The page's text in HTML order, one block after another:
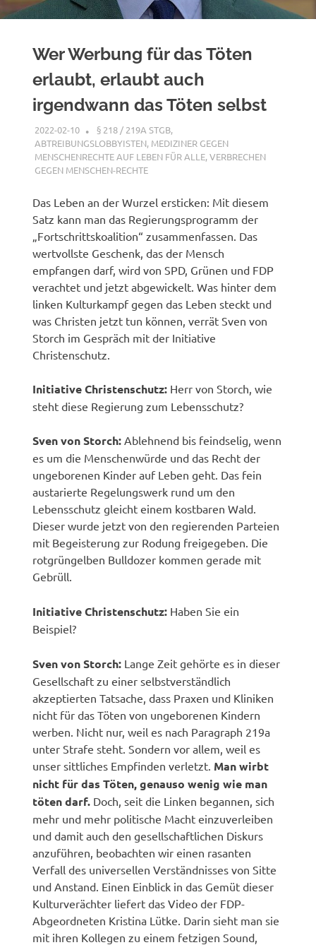
Wer Werbung für das Töten
erlaubt, erlaubt auch
irgendwann das Töten selbst
2022-02-10 XX
§ 218 / 219A STGB,
ABTREIBUNGSLOBBYISTEN, MEDIZINER GEGEN
MENSCHENRECHTE AUF LEBEN FÜR ALLE,VERBRECHEN
GEGEN MENSCHEN-RECHTE
Das Leben an der Wurzel ersticken: Mit diesem
Satz kann man das Regierungsprogramm der
„Fortschrittskoalition“ zusammenfassen. Das
wertvollste Geschenk, das der Mensch
empfangen darf, wird von SPD, Grünen und FDP
verachtet und jetzt abgewickelt. Was hinter dem
linken Kulturkampf gegen das Leben steckt und
was Christen jetzt tun können, verrät Sven von
Storch im Gespräch mit der Initiative
Christenschutz.
Initiative Christenschutz: Herr von Storch, wie
steht diese Regierung zum Lebensschutz?
Sven von Storch: Ablehnend bis feindselig, wenn
es um die Menschenwürde und das Recht der
ungeborenen Kinder auf Leben geht. Das fein
austarierte Regelungswerk rund um den
Lebensschutz gleicht einem kostbaren Wald.
Dieser wurde jetzt von den regierenden Parteien
mit Begeisterung zur Rodung freigegeben. Die
rotgrüngelben Bulldozer kommen gerade mit
Gebrüll.
Initiative Christenschutz: Haben Sie ein
Beispiel?
Sven von Storch: Lange Zeit gehörte es in dieser
Gesellschaft zu einer selbstverständlich
akzeptierten Tatsache, dass Praxen und Kliniken
nicht für das Töten von ungeborenen Kindern
werben. Nicht nur, weil es nach Paragraph 219a
unter Strafe steht. Sondern vor allem, weil es
unser sittliches Empfinden verletzt. Man wirbt
nicht für das Töten, genauso wenig wie man
töten darf. Doch, seit die Linken begannen, sich
mehr und mehr politische Macht einzuverleiben
und damit auch den gesellschaftlichen Diskurs
anzuführen, beobachten wir einen rasanten
Verfall des universellen Verständnisses von Sitte
und Anstand. Einen Einblick in das Gemüt dieser
Kulturverächter liefert das Video der FDP-
Abgeordneten Kristina Lütke. Darin sieht man sie
mit ihren Kollegen zu einem fetzigen Sound,